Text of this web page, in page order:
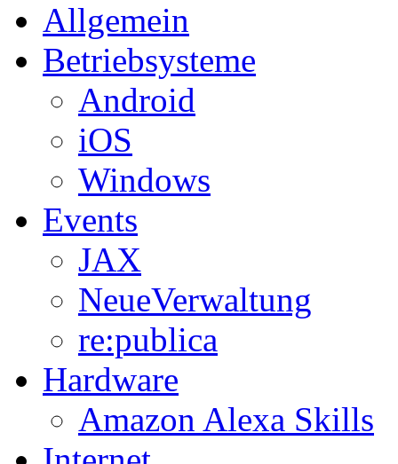
Allgemein
Betriebsysteme
Android
iOS
Windows
Events
JAX
NeueVerwaltung
re:publica
Hardware
Amazon Alexa Skills